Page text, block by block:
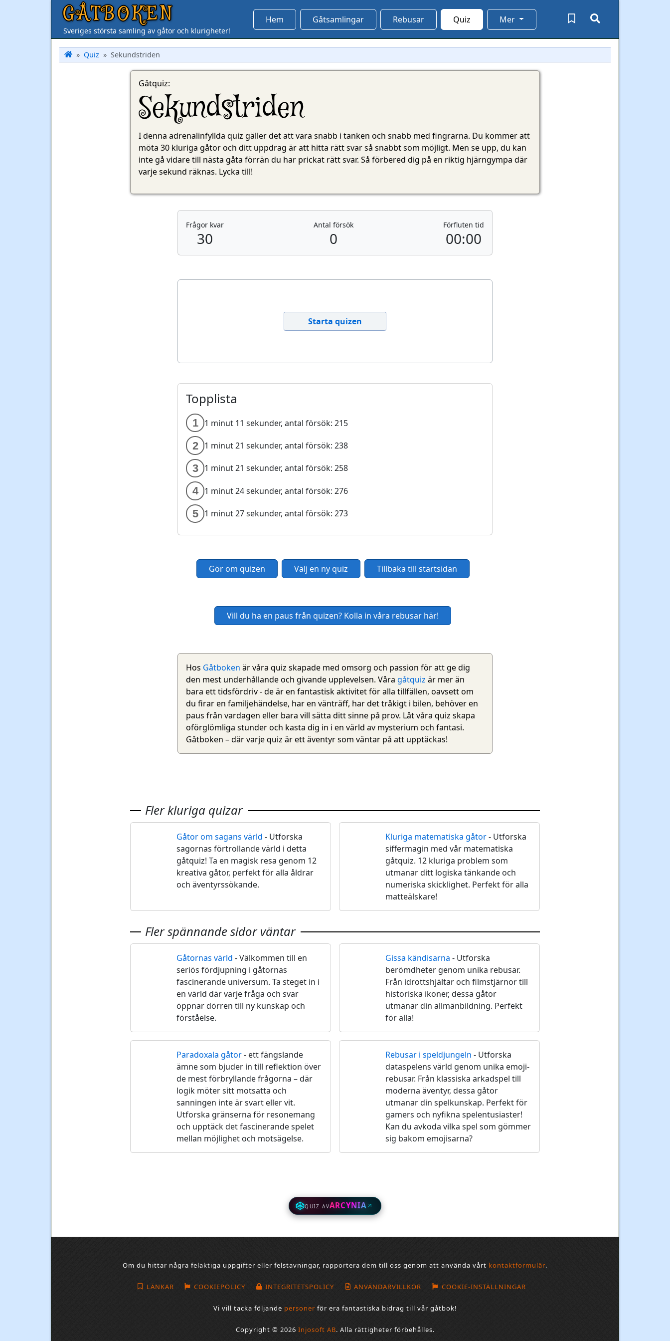
GÅTBOKEN
Sveriges största samling av gåtor och klurigheter!
Hem Gåtsamlingar Rebusar Quiz Mer
Quiz Sekundstriden
Gåtquiz:
Sekundstriden
I denna adrenalinfyllda quiz gäller det att vara snabb i tanken och snabb med fingrarna. Du kommer att
möta 30 kluriga gåtor och ditt uppdrag är att hitta rätt svar så snabbt som möjligt. Men se upp, du kan
inte gå vidare till nästa gåta förrän du har prickat rätt svar. Så förbered dig på en riktig hjärngympa där
varje sekund räknas. Lycka till!
Frågor kvar
30
Antal försök
0
Förfluten tid
00:00
Starta quizen
Topplista
1 1 minut 11 sekunder, antal försök: 215
2 1 minut 21 sekunder, antal försök: 238
3 1 minut 21 sekunder, antal försök: 258
4 1 minut 24 sekunder, antal försök: 276
5 1 minut 27 sekunder, antal försök: 273
Gör om quizen Välj en ny quiz Tillbaka till startsidan
Vill du ha en paus från quizen? Kolla in våra rebusar här!
Hos Gåtboken är våra quiz skapade med omsorg och passion för att ge dig
den mest underhållande och givande upplevelsen. Våra gåtquiz är mer än
bara ett tidsfördriv - de är en fantastisk aktivitet för alla tillfällen, oavsett om
du firar en familjehändelse, har en vänträff, har det tråkigt i bilen, behöver en
paus från vardagen eller bara vill sätta ditt sinne på prov. Låt våra quiz skapa
oförglömliga stunder och kasta dig in i en värld av mysterium och fantasi.
Gåtboken – där varje quiz är ett äventyr som väntar på att upptäckas!
Fler kluriga quizar
Gåtor om sagans värld - Utforska
sagornas förtrollande värld i detta
gåtquiz! Ta en magisk resa genom 12
kreativa gåtor, perfekt för alla åldrar
och äventyrssökande.
Kluriga matematiska gåtor- Utforska
siffermagin med vår matematiska
gåtquiz. 12 kluriga problem som
utmanar ditt logiska tänkande och
numeriska skicklighet. Perfekt för alla
matteälskare!
Fler spännande sidor väntar
Gåtornas värld - Välkommen till en
seriös fördjupning i gåtornas
fascinerande universum. Ta steget in i
en värld där varje fråga och svar
öppnar dörren till ny kunskap och
förståelse.
Gissa kändisarna - Utforska
berömdheter genom unika rebusar.
Från idrottshjältar och filmstjärnor till
historiska ikoner, dessa gåtor
utmanar din allmänbildning. Perfekt
för alla!
Paradoxala gåtor- ett fängslande
ämne som bjuder in till reflektion över
de mest förbryllande frågorna – där
logik möter sitt motsatta och
sanningen inte är svart eller vit.
Utforska gränserna för resonemang
och upptäck det fascinerande spelet
mellan möjlighet och motsägelse.
Rebusar i speldjungeln - Utforska
dataspelens värld genom unika emoji-
rebusar. Från klassiska arkadspel till
moderna äventyr, dessa gåtor
utmanar din spelkunskap. Perfekt för
gamers och nyfikna spelentusiaster!
Kan du avkoda vilka spel som gömmer
sig bakom emojisarna?
QUIZ AVARCYNIA
Om du hittar några felaktiga uppgifter eller felstavningar, rapportera dem till oss genom att använda vårt kontaktformulär.
LÄNKAR COOKIEPOLICY INTEGRITETSPOLICY ANVÄNDARVILLKOR COOKIE-INSTÄLLNINGAR
Vi vill tacka följande personer för era fantastiska bidrag till vår gåtbok!
Copyright © 2026 Injosoft AB. Alla rättigheter förbehålles.